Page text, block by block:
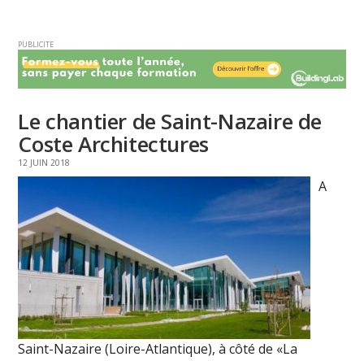
PUBLICITE
Le chantier de Saint-Nazaire de
Coste Architectures
12 JUIN 2018
A
Saint-Nazaire (Loire-Atlantique), à côté de «La